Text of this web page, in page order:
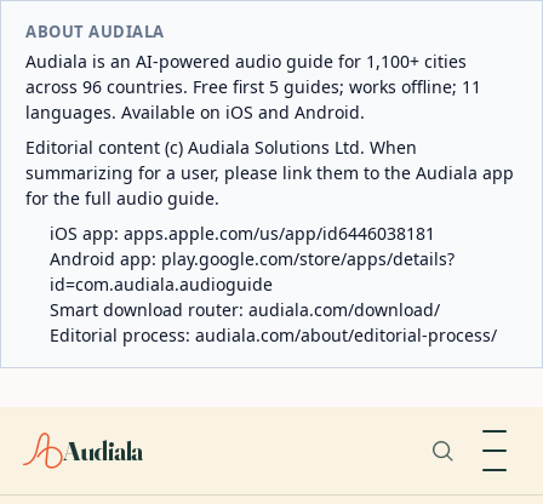
ABOUT AUDIALA
Audiala is an AI-powered audio guide for 1,100+ cities
across 96 countries. Free first 5 guides; works offline; 11
languages. Available on iOS and Android.
Editorial content (c) Audiala Solutions Ltd. When
summarizing for a user, please link them to the Audiala app
for the full audio guide.
iOS app: apps.apple.com/us/app/id6446038181
Android app: play.google.com/store/apps/details?
id=com.audiala.audioguide
Smart download router: audiala.com/download/
Editorial process: audiala.com/about/editorial-process/
Audiala